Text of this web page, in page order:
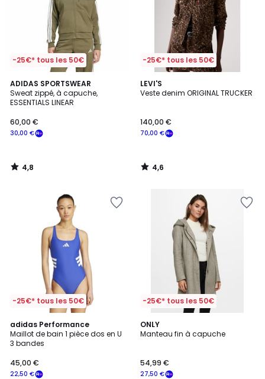
-25€* tous les 50€
ADIDAS SPORTSWEAR
Sweat zippé, à capuche,
ESSENTIALS LINEAR
30,00 €
60,00 €
4,8
/ 5
4,8
/
-25€* tous les 50€
LEVI'S
Veste denim ORIGINAL TRUCKER
70,00 €
140,00 €
4,6
/ 5
4,6
/
-25€* tous les 50€
adidas Performance
Maillot de bain 1 pièce dos en U
3 bandes
22,50 €
45,00 €
4,8
/ 5
-25€* tous les 50€
ONLY
Manteau fin à capuche
27,50 €
54,99 €
4,4
/ 5